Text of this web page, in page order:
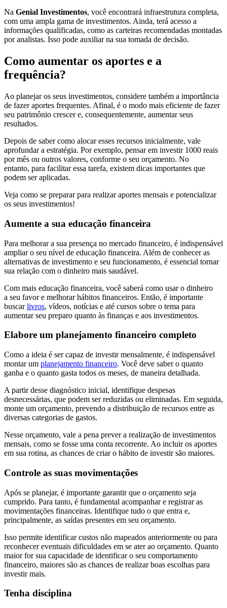
Na Genial Investimentos, você encontrará infraestrutura completa,
com uma ampla gama de investimentos. Ainda, terá acesso a
informações qualificadas, como as carteiras recomendadas montadas
por analistas. Isso pode auxiliar na sua tomada de decisão.
Como aumentar os aportes e a
frequência?
Ao planejar os seus investimentos, considere também a importância
de fazer aportes frequentes. Afinal, é o modo mais eficiente de fazer
seu patrimônio crescer e, consequentemente, aumentar seus
resultados.
Depois de saber como alocar esses recursos inicialmente, vale
aprofundar a estratégia. Por exemplo, pensar em investir 1000 reais
por mês ou outros valores, conforme o seu orçamento. No
entanto, para facilitar essa tarefa, existem dicas importantes que
podem ser aplicadas.
Veja como se preparar para realizar aportes mensais e potencializar
os seus investimentos!
Aumente a sua educação financeira
Para melhorar a sua presença no mercado financeiro, é indispensável
ampliar o seu nível de educação financeira. Além de conhecer as
alternativas de investimento e seu funcionamento, é essencial tornar
sua relação com o dinheiro mais saudável.
Com mais educação financeira, você saberá como usar o dinheiro
a seu favor e melhorar hábitos financeiros. Então, é importante
buscarlivros, vídeos, notícias e até cursos sobre o tema para
aumentar seu preparo quanto às finanças e aos investimentos.
Elabore um planejamento financeiro completo
Como a ideia é ser capaz de investir mensalmente, é indispensável
montar um planejamento financeiro. Você deve saber o quanto
ganha e o quanto gasta todos os meses, de maneira detalhada.
A partir desse diagnóstico inicial, identifique despesas
desnecessárias, que podem ser reduzidas ou eliminadas. Em seguida,
monte um orçamento, prevendo a distribuição de recursos entre as
diversas categorias de gastos.
Nesse orçamento, vale a pena prever a realização de investimentos
mensais, como se fosse uma conta recorrente. Ao incluir os aportes
em sua rotina, as chances de criar o hábito de investir são maiores.
Controle as suas movimentações
Após se planejar, é importante garantir que o orçamento seja
cumprido. Para tanto, é fundamental acompanhar e registrar as
movimentações financeiras. Identifique tudo o que entra e,
principalmente, as saídas presentes em seu orçamento.
Isso permite identificar custos não mapeados anteriormente ou para
reconhecer eventuais dificuldades em se ater ao orçamento. Quanto
maior for sua capacidade de identificar o seu comportamento
financeiro, maiores são as chances de realizar boas escolhas para
investir mais.
Tenha disciplina